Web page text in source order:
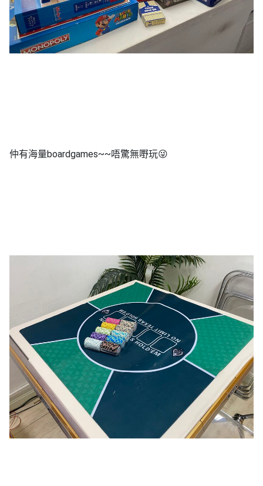
仲有海量boardgames~~唔驚無嘢玩😜